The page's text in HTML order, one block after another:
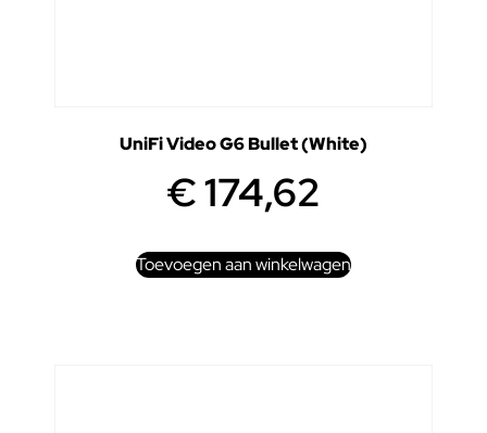
UniFi Video G6 Bullet (White)
€174,62
Toevoegen aan winkelwagen